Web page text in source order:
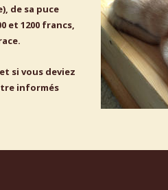
de sa puce
et 1200 francs,
si vous deviez
informés